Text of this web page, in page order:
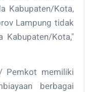
Kabupaten/Kota,
Lampung tidak
Kabupaten/Kota,"
Pemkot memiliki
berbagai